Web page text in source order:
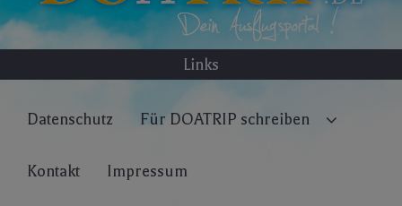
Links
Datenschutz Für DOATRIP schreiben
Kontakt Impressum